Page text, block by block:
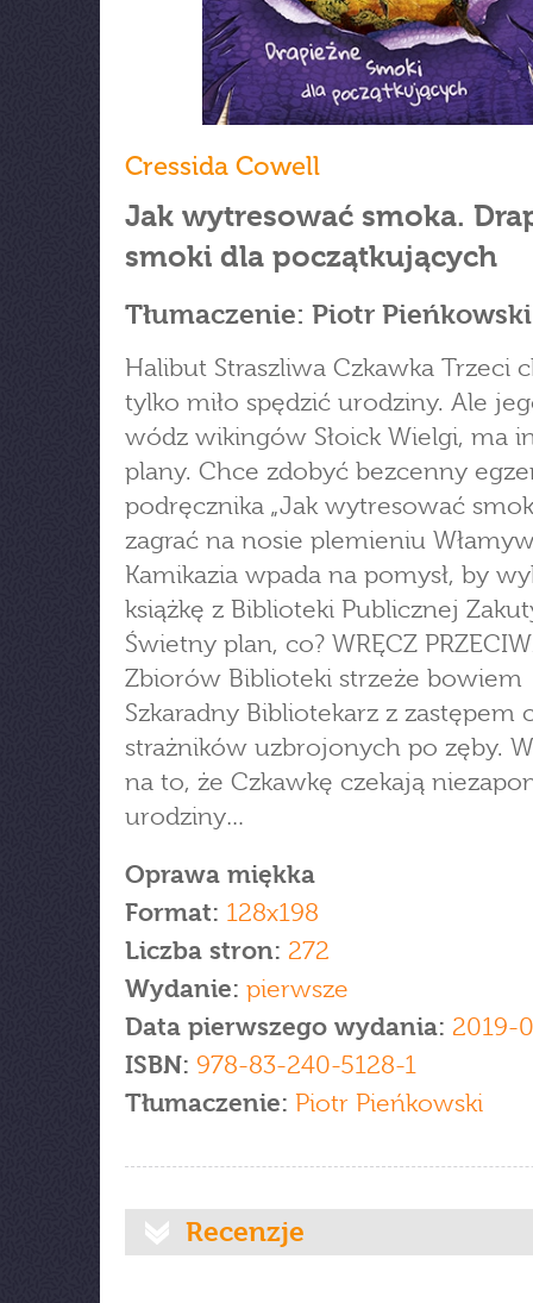
Cressida Cowell
Jak wytresować smoka.
smoki dla początkujących
Tłumaczenie: Piotr Pieńkowski
Halibut Straszliwa Czkawka Trzeci
tylko miło spędzić urodziny. Ale
wódz wikingów Słoick Wielgi, ma
plany. Chce zdobyć bezcenny
podręcznika „Jak wytresować
zagrać na nosie plemieniu
Kamikazia wpada na pomysł, by
książkę z Biblioteki Publicznej
Świetny plan, co? WRĘCZ
Zbiorów Biblioteki strzeże bowiem
Szkaradny Bibliotekarz z zastępem
strażników uzbrojonych po zęby.
na to, że Czkawkę czekają
urodziny…
Oprawa miękka
Format: 128x198
Liczba stron: 272
Wydanie: pierwsze
Data pierwszego wydania: 2019-
ISBN: 978-83-240-5128-1
Tłumaczenie: Piotr Pieńkowski
Recenzje